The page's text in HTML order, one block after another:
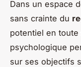
Dans un espace
sans crainte du
potentiel en
psychologique
sur ses objectifs